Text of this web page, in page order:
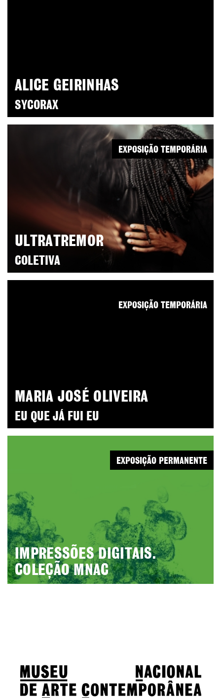
ALICE GEIRINHAS
SYCORAX
ULTRATREMOR
COLETIVA
EXPOSIÇÃO TEMPORÁRIA
MARIA JOSÉ OLIVEIRA
EU QUE JÁ FUI EU
EXPOSIÇÃO TEMPORÁRIA
IMPRESSÕES DIGITAIS.
COLEÇÃO MNAC
EXPOSIÇÃO PERMANENTE